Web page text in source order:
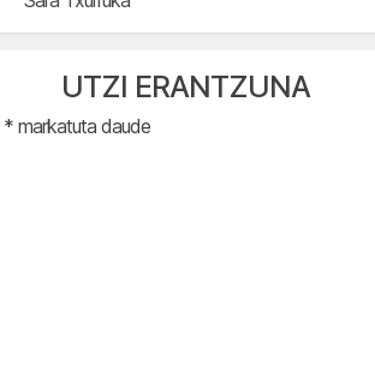
UTZI ERANTZUNA
* markatuta daude